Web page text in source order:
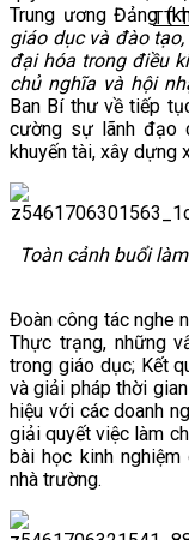
TT
NGHIÊN CỨU
VĂN BẢN
THƯ VIỆN
Trung ương Đảng
giáo dục và đào
đại hóa trong điều
chủ nghĩa và hội
Ban Bí thư về tiếp
cường sự lãnh đạo
khuyến tài, xây dựng
Toàn cảnh buổi
Đoàn công tác nghe
Thực trạng, những
trong giáo dục; Kết
và giải pháp thời
hiệu với các doanh
giải quyết việc làm
bài học kinh
nhà trường.